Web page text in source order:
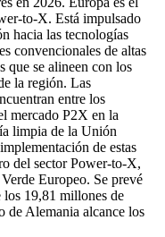
to-X. Está impulsado
hacia las tecnologías
convencionales de altas
que se alineen con los
la región. Las
entre los
mercado P2X en la
limpia de la Unión
de estas
del sector Power-to-X,
Europeo. Se prevé
19,81 millones de
de Alemania alcance los